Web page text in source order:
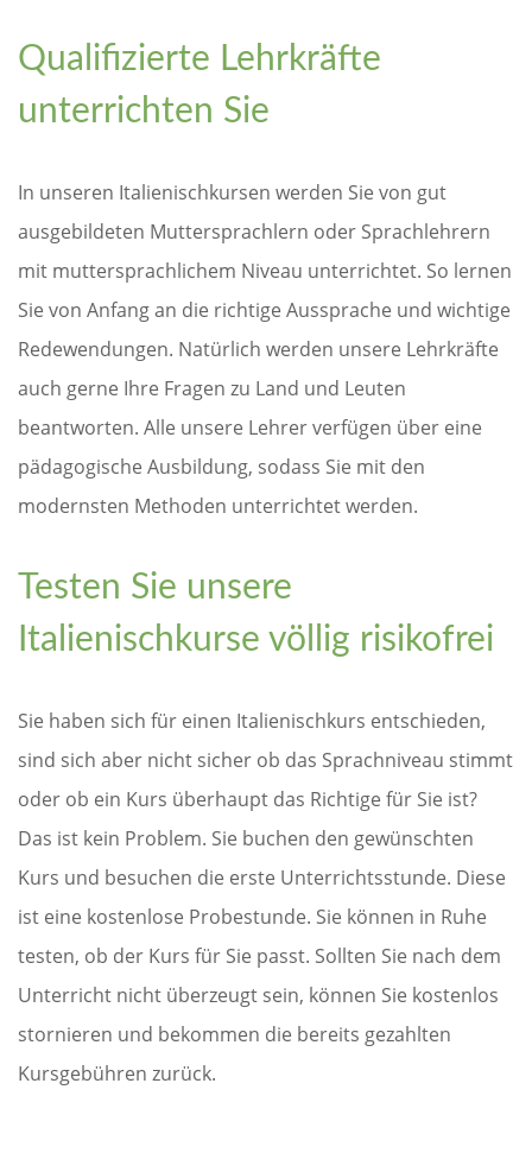
Qualifizierte Lehrkräfte
unterrichten Sie
In unseren Italienischkursen werden Sie von gut
ausgebildeten Muttersprachlern oder Sprachlehrern
mit muttersprachlichem Niveau unterrichtet. So lernen
Sie von Anfang an die richtige Aussprache und wichtige
Redewendungen. Natürlich werden unsere Lehrkräfte
auch gerne Ihre Fragen zu Land und Leuten
beantworten. Alle unsere Lehrer verfügen über eine
pädagogische Ausbildung, sodass Sie mit den
modernsten Methoden unterrichtet werden.
Testen Sie unsere
Italienischkurse völlig risikofrei
Sie haben sich für einen Italienischkurs entschieden,
sind sich aber nicht sicher ob das Sprachniveau stimmt
oder ob ein Kurs überhaupt das Richtige für Sie ist?
Das ist kein Problem. Sie buchen den gewünschten
Kurs und besuchen die erste Unterrichtsstunde. Diese
ist eine kostenlose Probestunde. Sie können in Ruhe
testen, ob der Kurs für Sie passt. Sollten Sie nach dem
Unterricht nicht überzeugt sein, können Sie kostenlos
stornieren und bekommen die bereits gezahlten
Kursgebühren zurück.